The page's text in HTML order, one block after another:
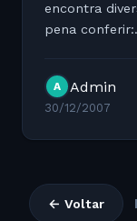
encontra
pena conferir:
A Admin
30/12/2007
← Voltar